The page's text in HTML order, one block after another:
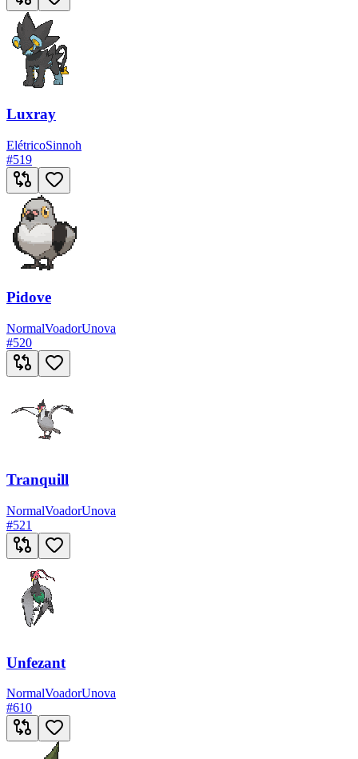
Luxray
ElétricoSinnoh
#519
Pidove
NormalVoadorUnova
#520
Tranquill
NormalVoadorUnova
#521
Unfezant
NormalVoadorUnova
#610